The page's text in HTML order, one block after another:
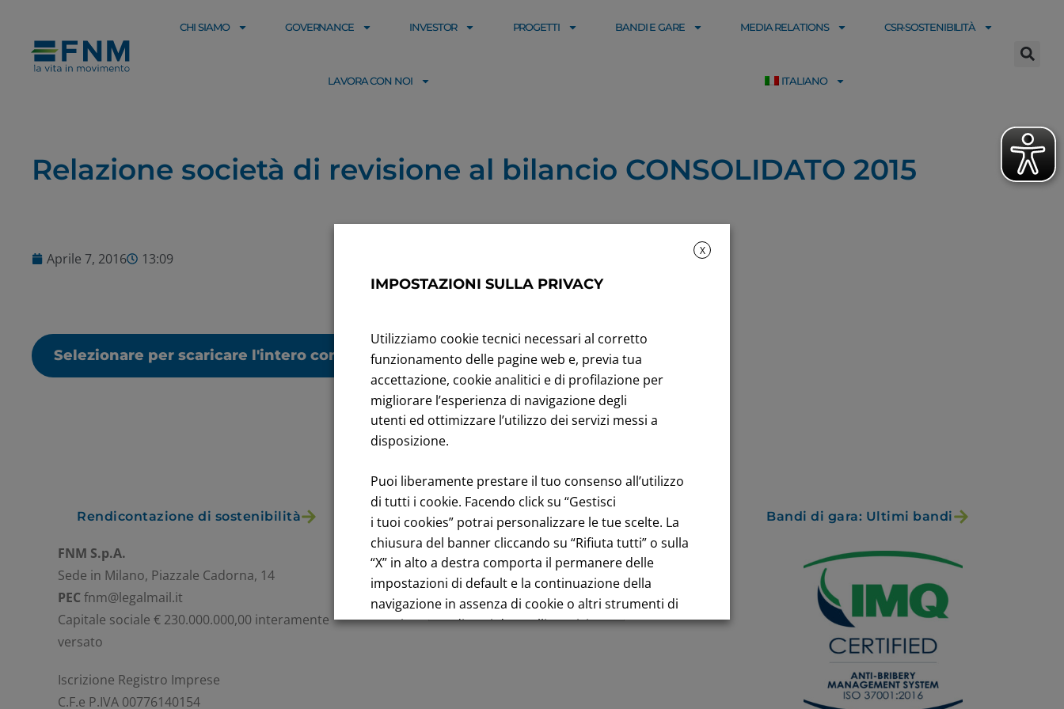
CHI SIAMO GOVERNANCE INVESTOR PROGETTI BANDI E GARE MEDIA RELATIONS CSR-SOSTENIBILITÀ
LAVORA CON NOI ITALIANO
Relazione società di revisione al bilancio CONSOLIDATO 2015
Aprile 7, 2016 13:09
Selezionare per scaricare l'intero contenuto
Rendicontazione di sostenibilità Andamento titolo: Il titolo in Borsa Bandi di gara: Ultimi bandi
FNM S.p.A.
Sede in Milano, Piazzale Cadorna, 14
PECfnm@legalmail.it
Capitale sociale € 230.000.000,00 interamente
versato
Iscrizione Registro Imprese
C.F.e P.IVA 00776140154
Italiano
X
IMPOSTAZIONI SULLA PRIVACY
Utilizziamo cookie tecnici necessari al corretto
funzionamento delle pagine web e, previa tua
accettazione, cookie analitici e di profilazione per
migliorare l’esperienza di navigazione degli
utenti ed ottimizzare l’utilizzo dei servizi messi a
disposizione.
Puoi liberamente prestare il tuo consenso all’utilizzo
di tutti i cookie. Facendo click su “Gestisci
i tuoi cookies” potrai personalizzare le tue scelte. La
chiusura del banner cliccando su “Rifiuta tutti” o sulla
“X” in alto a destra comporta il permanere delle
impostazioni di default e la continuazione della
navigazione in assenza di cookie o altri strumenti di
tracciamento diversi da quelli tecnici.